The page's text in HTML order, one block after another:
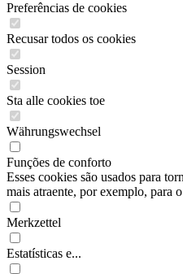
Preferências de cookies
Recusar todos os cookies
Session
Sta alle cookies toe
Währungswechsel
Funções de conforto
Esses cookies são usados para
mais atraente, por exemplo, para
Merkzettel
Estatísticas e...